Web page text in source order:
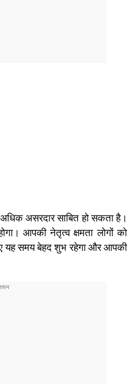
असरदार साबित हो सकता है।
आपकी नेतृत्व क्षमता लोगों को
यह समय बेहद शुभ रहेगा और आपकी